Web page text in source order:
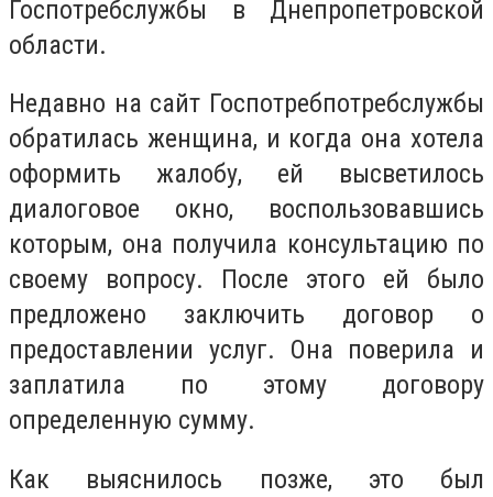
Госпотребслужбы в Днепропетровской
области.
Недавно на сайт Госпотребпотребслужбы
обратилась женщина, и когда она хотела
оформить жалобу, ей высветилось
диалоговое окно, воспользовавшись
которым, она получила консультацию по
своему вопросу. После этого ей было
предложено заключить договор о
предоставлении услуг. Она поверила и
заплатила по этому договору
определенную сумму.
Как выяснилось позже, это был